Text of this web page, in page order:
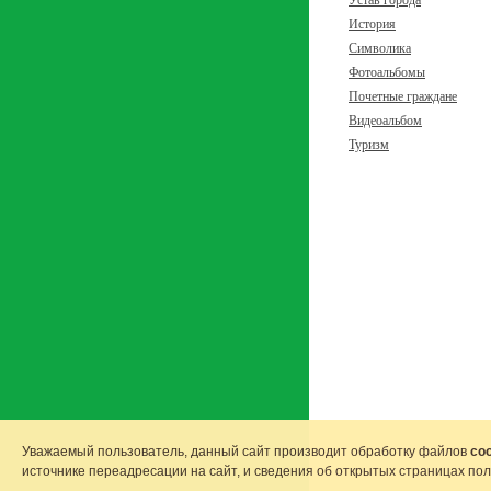
История
Символика
Фотоальбомы
Почетные граждане
Видеоальбом
Туризм
Уважаемый пользователь, данный сайт производит обработку файлов
источнике переадресации на сайт, и сведения об открытых страницах